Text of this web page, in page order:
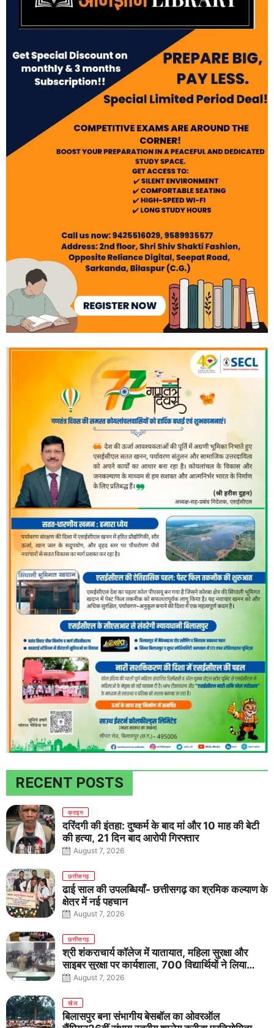
RECENT POSTS
क्राइम
दरिंदगी की इंतहा: दुष्कर्म के बाद मां और 10 माह की बेटी
की हत्या, 21 दिन बाद आरोपी गिरफ्तार
August 7, 2026
छत्तीसगढ़
ढाई साल की उपलब्धियाँ- छत्तीसगढ़ का श्रमिक कल्याण के
क्षेत्र में नई पहचान
August 7, 2026
छत्तीसगढ़
श्री शंकराचार्य कॉलेज में यातायात, महिला सुरक्षा और
साइबर सुरक्षा पर कार्यशाला, 700 विद्यार्थियों ने लिया
जागरूकता का संकल्प
August 7, 2026
खेल
बिलासपुर बना संभागीय बेसबॉल का ओवरऑल